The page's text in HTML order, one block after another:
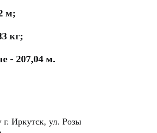
м;
кг;
- 207,04 м.
Иркутск, ул. Розы